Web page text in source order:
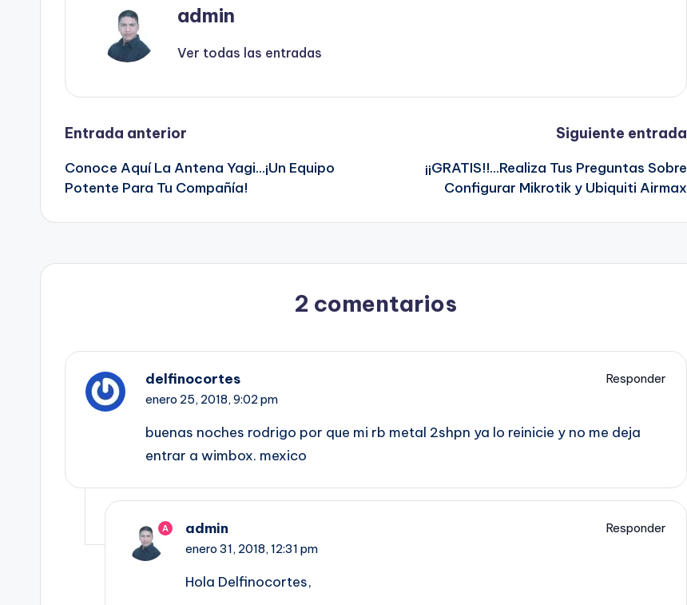
admin
Ver todas las entradas
Navegación
de
entradas
Entrada anterior
Conoce Aquí La Antena Yagi…¡Un Equipo
Potente Para Tu Compañía!
Siguiente entrada
¡¡GRATIS!!…Realiza Tus Preguntas Sobre
Configurar Mikrotik y Ubiquiti Airmax
2 comentarios
delfinocortes
Responder
enero 25, 2018, 9:02 pm
buenas noches rodrigo por que mi rb metal 2shpn ya lo reinicie y no me deja
entrar a wimbox. mexico
A admin
Responder
enero 31, 2018, 12:31 pm
Hola Delfinocortes,